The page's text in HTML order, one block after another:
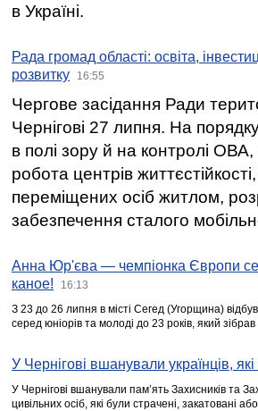
в Україні.
Рада громад області: освіта,
розвитку
16:55
Чергове засідання Ради
Чернігові 27 липня. На
в полі зору й на контролі
робота центрів
переміщених осіб житлом,
забезпечення сталого
Анна Юр'єва — чемпіонка Європи
каное!
16:13
З 23 до 26 липня в місті Сегед (Угорщина)
серед юніорів та молоді до 23 років, який
У Чернігові вшанували українців,
У Чернігові вшанували пам’ять Захисників та
цивільних осіб, які були страчені, закатовані